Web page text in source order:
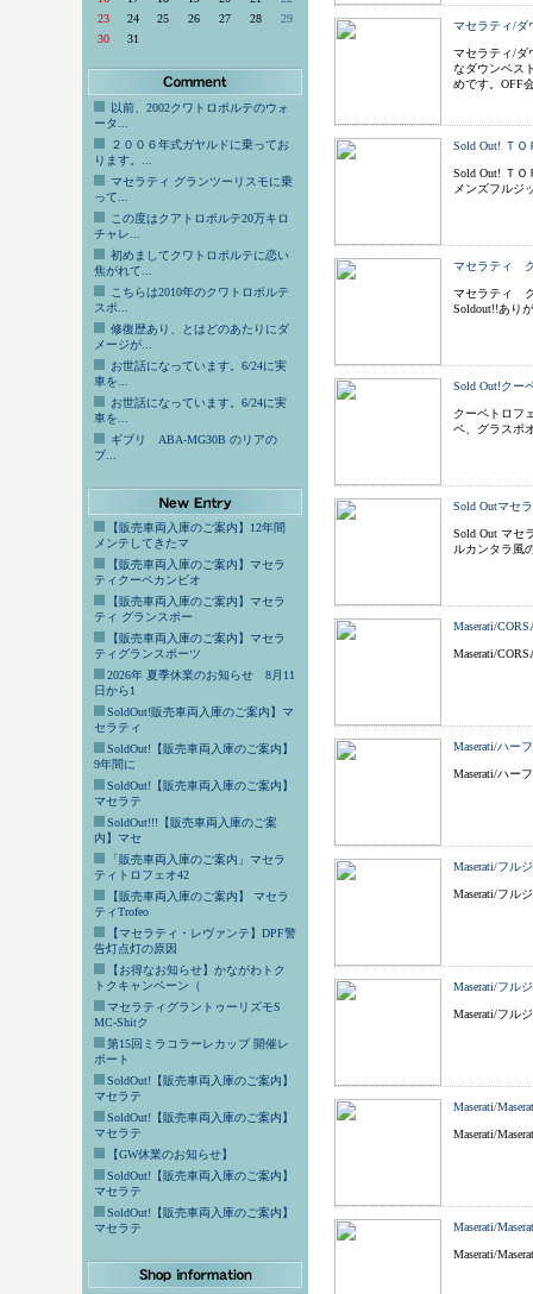
23
24 25 26 27 28
29
30
31
以前、2002クワトロポルテのウォ
ータ...
２００６年式ガヤルドに乗ってお
ります。...
マセラティ グランツーリスモに乗
って...
この度はクアトロポルテ20万キロ
チャレ...
初めましてクワトロポルテに恋い
焦がれて...
こちらは2010年のクワトロポルテ
スポ...
修復歴あり、とはどのあたりにダ
メージが...
お世話になっています。6/24に実
車を...
お世話になっています。6/24に実
車を...
ギブリ ABA-MG30B のリアの
ブ...
【販売車両入庫のご案内】12年間
メンテしてきたマ
【販売車両入庫のご案内】マセラ
ティクーペカンビオ
【販売車両入庫のご案内】マセラ
ティ グランスポー
【販売車両入庫のご案内】マセラ
ティグランスポーツ
2026年 夏季休業のお知らせ 8月11
日から1
SoldOut!販売車両入庫のご案内】マ
セラティ
SoldOut!【販売車両入庫のご案内】
9年間に
SoldOut!【販売車両入庫のご案内】
マセラテ
SoldOut!!!【販売車両入庫のご案
内】マセ
「販売車両入庫のご案内」マセラ
ティトロフェオ42
【販売車両入庫のご案内】 マセラ
ティTrofeo
【マセラティ・レヴァンテ】DPF警
告灯点灯の原因
【お得なお知らせ】かながわトク
トクキャンペーン（
マセラティグラントゥーリズモS
MC-Shitク
第15回ミラコラーレカップ 開催レ
ポート
SoldOut!【販売車両入庫のご案内】
マセラテ
SoldOut!【販売車両入庫のご案内】
マセラテ
【GW休業のお知らせ】
SoldOut!【販売車両入庫のご案内】
マセラテ
SoldOut!【販売車両入庫のご案内】
マセラテ
マセラティ/ダ
マセラティ/ダ
なダウンベス
めです。OFF
Sold Out! Ｔ
Sold Out! Ｔ
メンズフルジ
マセラティ
マセラティ
Soldout!!あり
Sold Out!クー
クーペトロフ
ペ、グラスポ
Sold Outマセ
Sold Out マセ
ルカンタラ風
Maserati/
Maserati/
Maserati/ハー
Maserati/ハー
Maserati/フル
Maserati/フル
Maserati/フル
Maserati/フル
Maserati/
Maserati/
Maserati/
Maserati/